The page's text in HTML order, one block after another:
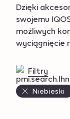
Dzięki
swojemu
możliwych
wyciągnięcie
Filtry
Niebieski